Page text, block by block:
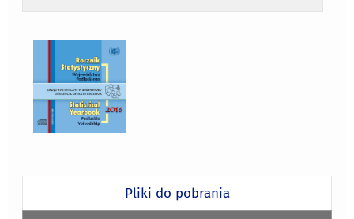
Pliki do pobrania